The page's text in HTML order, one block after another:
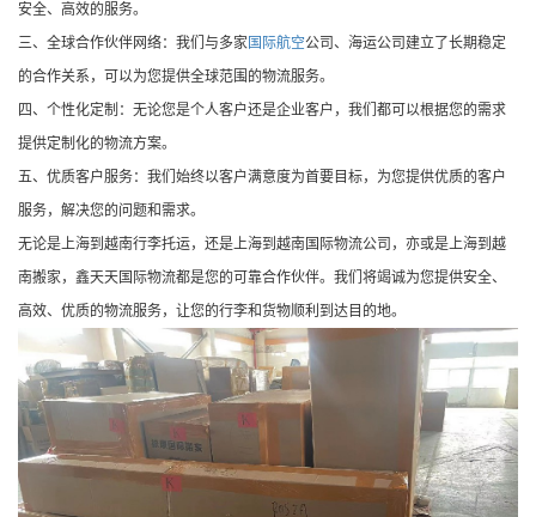
安全、高效的服务。
三、全球合作伙伴网络：我们与多家国际航空公司、海运公司建立了长期稳定
的合作关系，可以为您提供全球范围的物流服务。
四、个性化定制：无论您是个人客户还是企业客户，我们都可以根据您的需求
提供定制化的物流方案。
五、优质客户服务：我们始终以客户满意度为首要目标，为您提供优质的客户
服务，解决您的问题和需求。
无论是上海到越南行李托运，还是上海到越南国际物流公司，亦或是上海到越
南搬家，鑫天天国际物流都是您的可靠合作伙伴。我们将竭诚为您提供安全、
高效、优质的物流服务，让您的行李和货物顺利到达目的地。